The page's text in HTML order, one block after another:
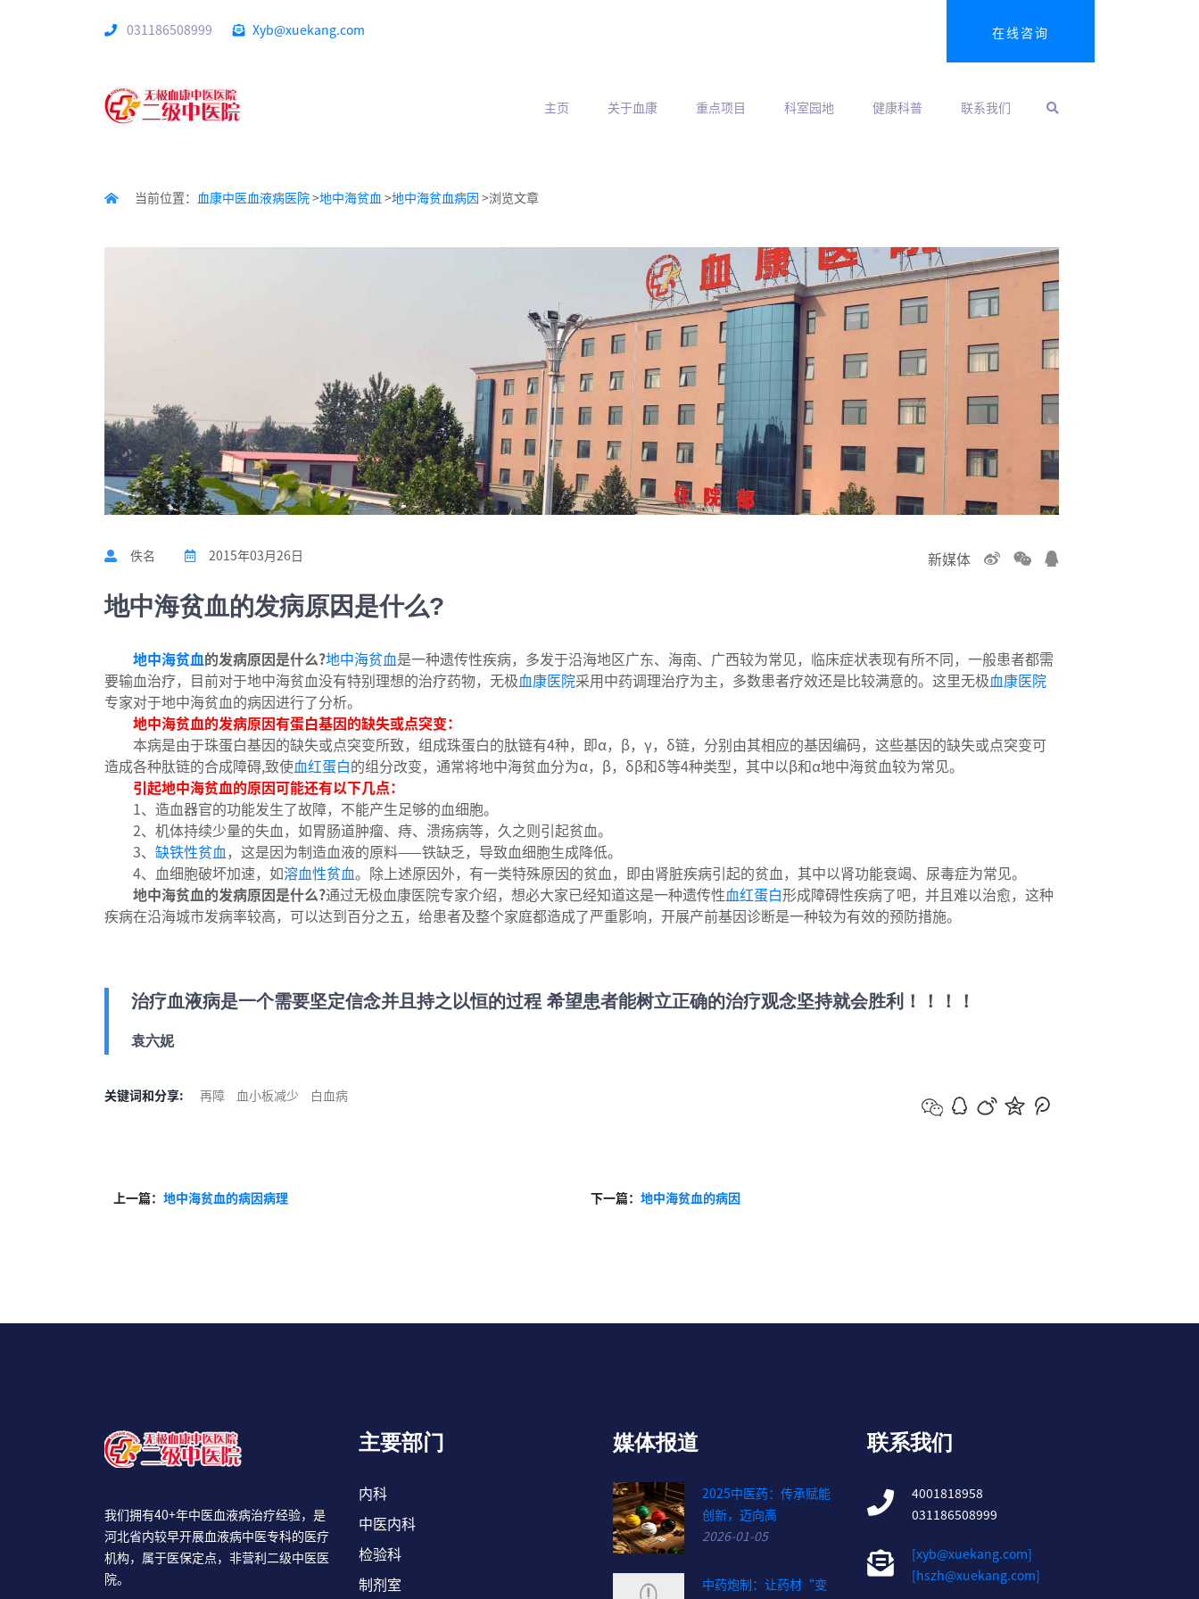
031186508999 Xyb@xuekang.com 在线咨询
主页 关于血康 重点项目 科室园地 健康科普 联系我们
当前位置： 血康中医血液病医院>地中海贫血 >地中海贫血病因 >浏览文章
佚名 2015年03月26日 新媒体
地中海贫血的发病原因是什么?
地中海贫血的发病原因是什么?地中海贫血是一种遗传性疾病，多发于沿海地区广东、海南、广西较为常见，临床症状表现有所不同，一般患者都需
要输血治疗，目前对于地中海贫血没有特别理想的治疗药物，无极血康医院采用中药调理治疗为主，多数患者疗效还是比较满意的。这里无极血康医院
专家对于地中海贫血的病因进行了分析。
地中海贫血的发病原因有蛋白基因的缺失或点突变：
本病是由于珠蛋白基因的缺失或点突变所致，组成珠蛋白的肽链有4种，即α，β，γ，δ链，分别由其相应的基因编码，这些基因的缺失或点突变可
造成各种肽链的合成障碍,致使血红蛋白的组分改变，通常将地中海贫血分为α，β，δβ和δ等4种类型，其中以β和α地中海贫血较为常见。
引起地中海贫血的原因可能还有以下几点：
1、造血器官的功能发生了故障，不能产生足够的血细胞。
2、机体持续少量的失血，如胃肠道肿瘤、痔、溃疡病等，久之则引起贫血。
3、 缺铁性贫血，这是因为制造血液的原料——铁缺乏，导致血细胞生成降低。
4、血细胞破坏加速，如溶血性贫血。除上述原因外，有一类特殊原因的贫血，即由肾脏疾病引起的贫血，其中以肾功能衰竭、尿毒症为常见。
地中海贫血的发病原因是什么?通过无极血康医院专家介绍，想必大家已经知道这是一种遗传性血红蛋白形成障碍性疾病了吧，并且难以治愈，这种
疾病在沿海城市发病率较高，可以达到百分之五，给患者及整个家庭都造成了严重影响，开展产前基因诊断是一种较为有效的预防措施。
治疗血液病是一个需要坚定信念并且持之以恒的过程 希望患者能树立正确的治疗观念坚持就会胜利！！！！
袁六妮
关键词和分享: 再障 血小板减少 白血病
上一篇： 地中海贫血的病因病理 下一篇： 地中海贫血的病因
我们拥有40+年中医血液病治疗经验，是
河北省内较早开展血液病中医专科的医疗
机构，属于医保定点，非营利二级中医医
院。
主要部门
内科
中医内科
检验科
制剂室
媒体报道
2025中医药：传承赋能
创新，迈向高
2026-01-05
中药炮制：让药材“变
联系我们
4001818958
031186508999
[xyb@xuekang.com]
[hszh@xuekang.com]